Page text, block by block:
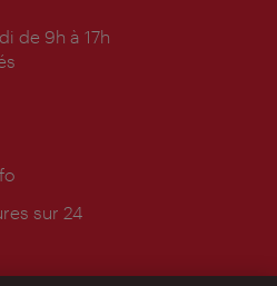
de 9h à 17h
sur 24